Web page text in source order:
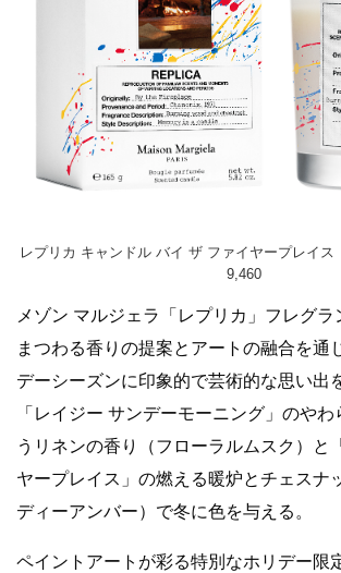
レプリカ キャンドル バイ ザ ファイヤープレイス
9,460
メゾン マルジェラ「レプリカ」フレグラ
まつわる香りの提案とアートの融合を通
デーシーズンに印象的で芸術的な思い出
「レイジー サンデーモーニング」のやわ
うリネンの香り（フローラルムスク）と
ヤープレイス」の燃える暖炉とチェスナ
ディーアンバー）で冬に色を与える。
ペイントアートが彩る特別なホリデー限